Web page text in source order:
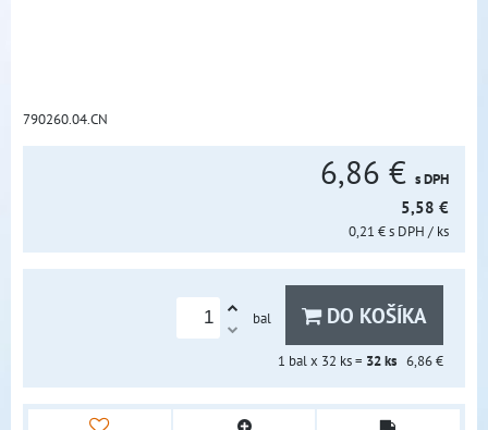
790260.04.CN
6,86 € s DPH
5,58 €
0,21 €s DPH / ks
bal DO KOŠÍKA
1 bal x 32 ks = 32ks 6,86 €